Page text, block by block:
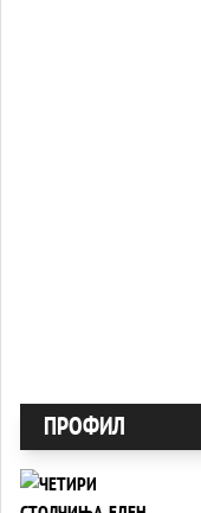
ПРОФИЛ